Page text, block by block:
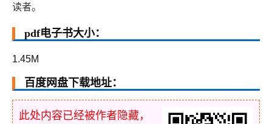
读者。
pdf电子书大小：
1.45M
百度网盘下载地址：
此处内容已经被作者隐藏，